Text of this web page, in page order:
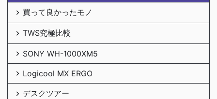
買って良かったモノ
TWS究極比較
SONY WH-1000XM5
Logicool MX ERGO
デスクツアー